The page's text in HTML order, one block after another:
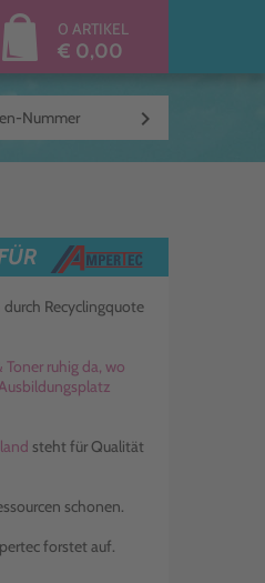
0 ARTIKEL
€ 0,00
keyboard_arrow_right
durch Recyclingquote
Toner ruhig da, wo
steht für Qualität
schonen.
forstet auf.